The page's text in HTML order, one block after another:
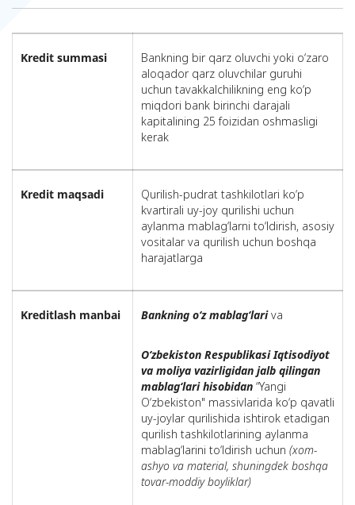
Kredit summasi
Bankning bir qarz oluvchi yoki o‘zaro
aloqador qarz oluvchilar guruhi
uchun tavakkalchilikning eng ko‘p
miqdori bank birinchi darajali
kapitalining 25 foizidan oshmasligi
kerak
Kredit maqsadi
Qurilish-pudrat tashkilotlari ko‘p
kvartirali uy-joy qurilishi uchun
aylanma mablag‘larni to‘ldirish, asosiy
vositalar va qurilish uchun boshqa
harajatlarga
Kreditlash manbai Bankning o‘z mablag‘lariva
O‘zbekiston Respublikasi Iqtisodiyot
va moliya vazirligidan jalb qilingan
mablag‘lari hisobidan “Yangi
O‘zbekiston" massivlarida ko‘p qavatli
uy-joylar qurilishida ishtirok etadigan
qurilish tashkilotlarining aylanma
mablag‘larini to‘ldirish uchun (xom-
ashyo va material, shuningdek boshqa
tovar-moddiy boyliklar)